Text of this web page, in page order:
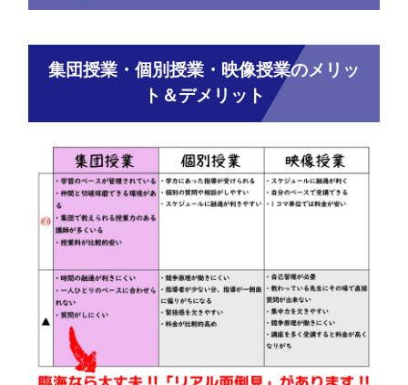
集団授業・個別授業・映像授業のメリッ
ト＆デメリット